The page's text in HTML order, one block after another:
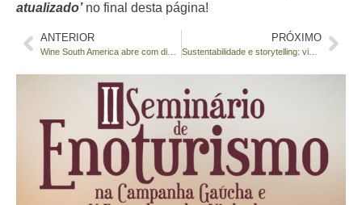
atualizado’no final desta página!
ANTERIOR PRÓXIMO
Sustentabilidade e storytelling: vinhos de baixo carbono ganham protagonismo na Wine South America